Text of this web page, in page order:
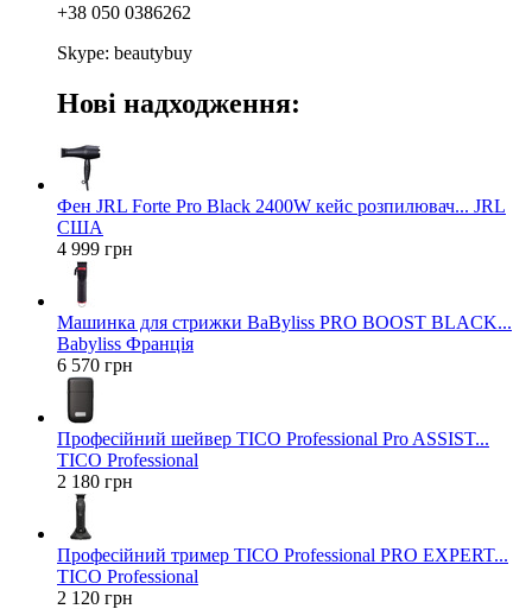
+38 050 0386262
Skype: beautybuy
Нові надходження:
Фен JRL Forte Pro Black 2400W кейс розпилювач... JRL
США
4 999 грн
Машинка для стрижки BaByliss PRO BOOST BLACK...
Babyliss Франція
6 570 грн
Професійний шейвер TICO Professional Pro ASSIST...
TICO Professional
2 180 грн
Професійний тример TICO Professional PRO EXPERT...
TICO Professional
2 120 грн